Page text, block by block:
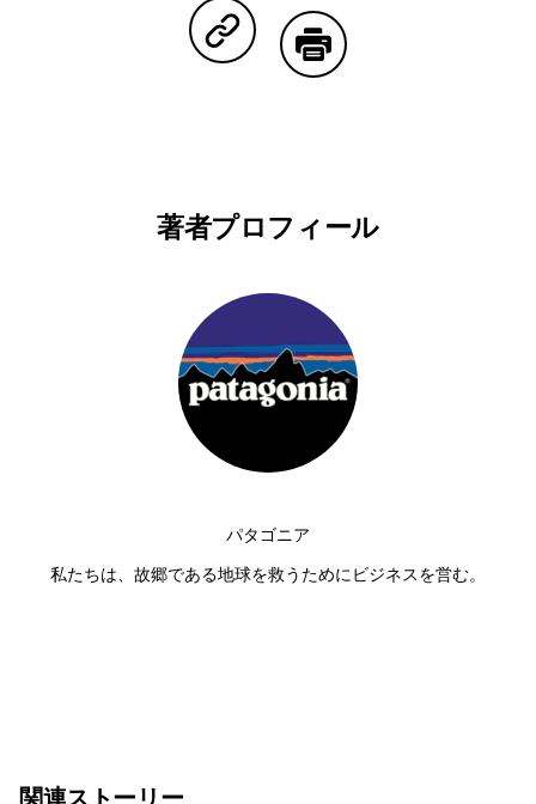
Copy Linkで共有する
著者プロフィール
パタゴニア
私たちは、故郷である地球を救うためにビジネスを営む。
関連ストーリー